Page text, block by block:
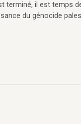
terminé, il est temps
du génocide